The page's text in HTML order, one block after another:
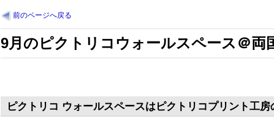
前のページへ戻る
9月のピクトリコウォールスペース＠両
ピクトリコ ウォールスペースはピクトリコプリント工房